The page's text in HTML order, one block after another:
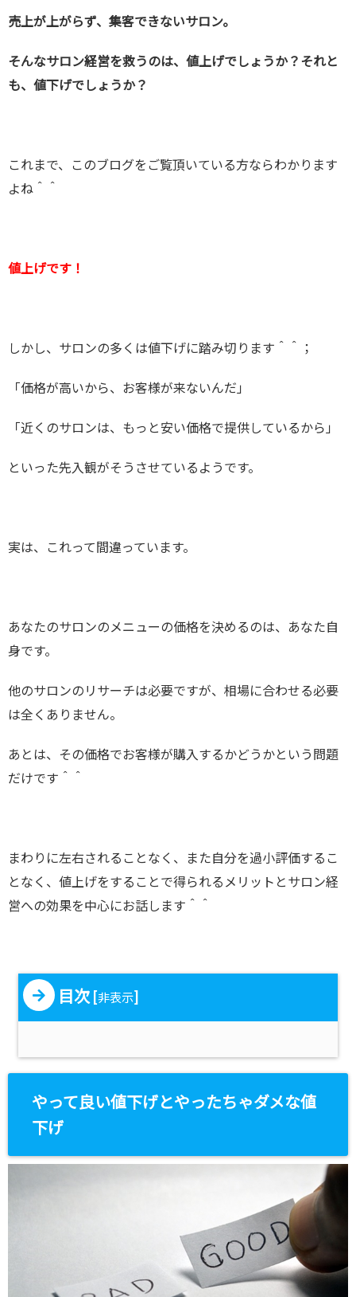
売上が上がらず、集客できないサロン。
そんなサロン経営を救うのは、値上げでしょうか？それと
も、値下げでしょうか？
これまで、このブログをご覧頂いている方ならわかります
よね＾＾
値上げです！
しかし、サロンの多くは値下げに踏み切ります＾＾；
「価格が高いから、お客様が来ないんだ」
「近くのサロンは、もっと安い価格で提供しているから」
といった先入観がそうさせているようです。
実は、これって間違っています。
あなたのサロンのメニューの価格を決めるのは、あなた自
身です。
他のサロンのリサーチは必要ですが、相場に合わせる必要
は全くありません。
あとは、その価格でお客様が購入するかどうかという問題
だけです＾＾
まわりに左右されることなく、また自分を過小評価するこ
となく、値上げをすることで得られるメリットとサロン経
営への効果を中心にお話します＾＾
目次 [非表示]
やって良い値下げとやったちゃダメな値
下げ